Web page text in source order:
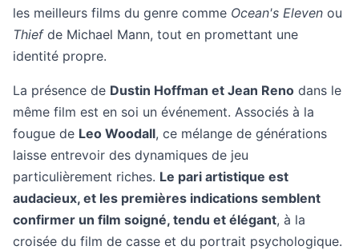
les meilleurs films du genre comme Ocean's Eleven ou
Thiefde Michael Mann, tout en promettant une
identité propre.
La présence de Dustin Hoffman et Jean Reno dans le
même film est en soi un événement. Associés à la
fougue de Leo Woodall, ce mélange de générations
laisse entrevoir des dynamiques de jeu
particulièrement riches. Le pari artistique est
audacieux, et les premières indications semblent
confirmer un film soigné, tendu et élégant, à la
croisée du film de casse et du portrait psychologique.